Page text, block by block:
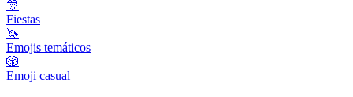
🎊
Fiestas
🦄
Emojis temáticos
🎲
Emoji casual